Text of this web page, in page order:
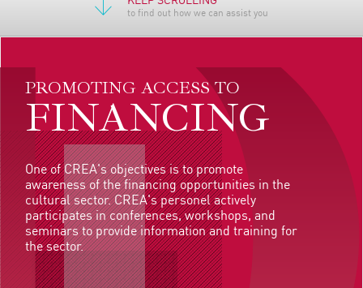
to find out how we can assist you
PROMOTING ACCESS TO
FINANCING
One of CREA's objectives is to promote
awareness of the financing opportunities in the
cultural sector. CREA's personel actively
participates in conferences, workshops, and
seminars to provide information and training for
the sector.